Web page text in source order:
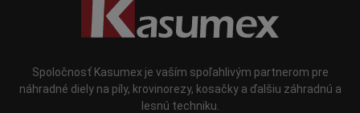
Spoločnosť Kasumex je vaším spoľahlivým partnerom pre
náhradné diely na píly, krovinorezy, kosačky a ďalšiu záhradnú a
lesnú techniku.